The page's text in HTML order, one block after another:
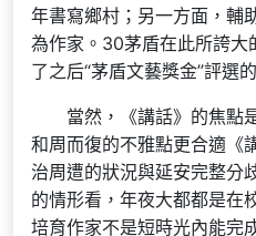
年書寫鄉村；另一方面，輔
為作家。30茅盾在此所誇大
了之后“茅盾文藝獎金”評選
當然，《講話》的焦點
和周而復的不雅點更合適《
治周遭的狀況與延安完整分
的情形看，年夜大都都是在
培育作家不是短時光內能完